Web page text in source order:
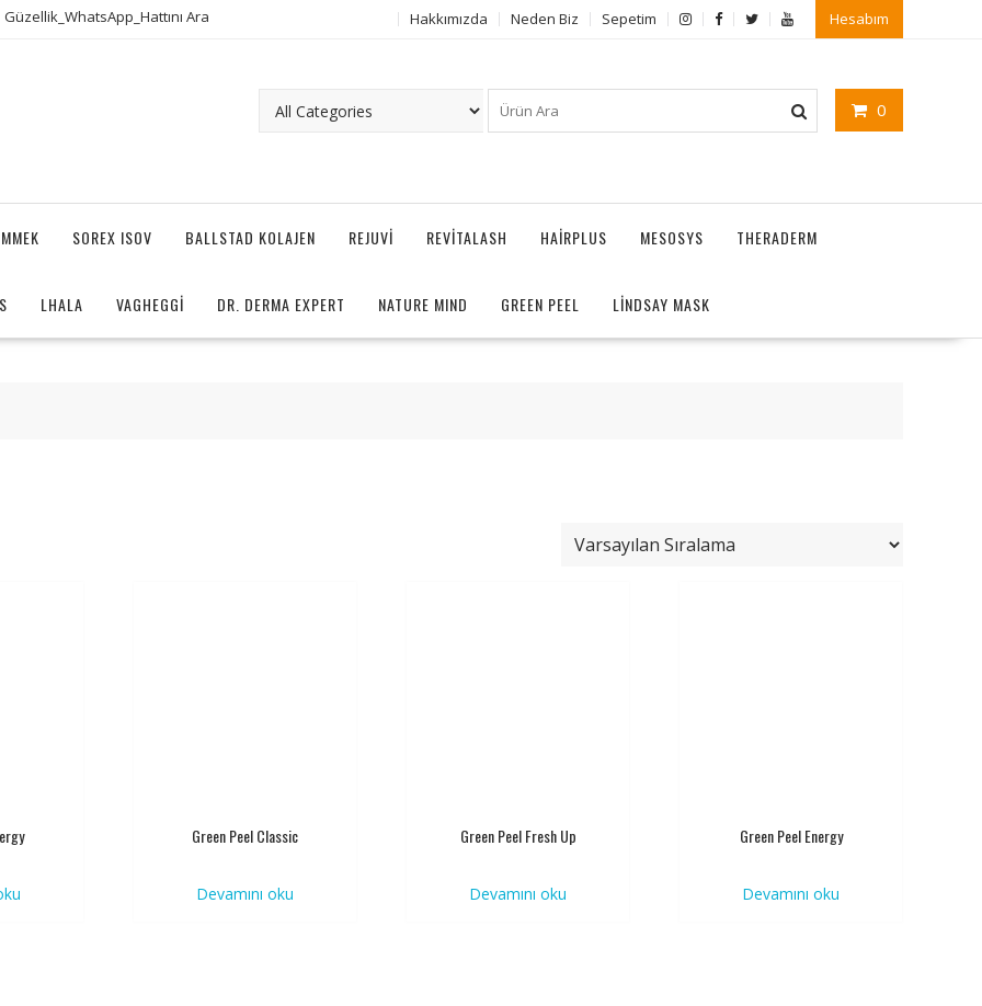
Ara Hakkımızda Neden Biz Sepetim Hesabım
0
SOREX ISOV BALLSTAD KOLAJEN REJUVI REVITALASH HAIRPLUS MESOSYS THERADERM
LHALA VAGHEGGI DR. DERMA EXPERT NATURE MIND GREEN PEEL LİNDSAY MASK
Green Peel Classic
Devamını oku
Green Peel Fresh Up
Devamını oku
Green Peel Energy
Devamını oku